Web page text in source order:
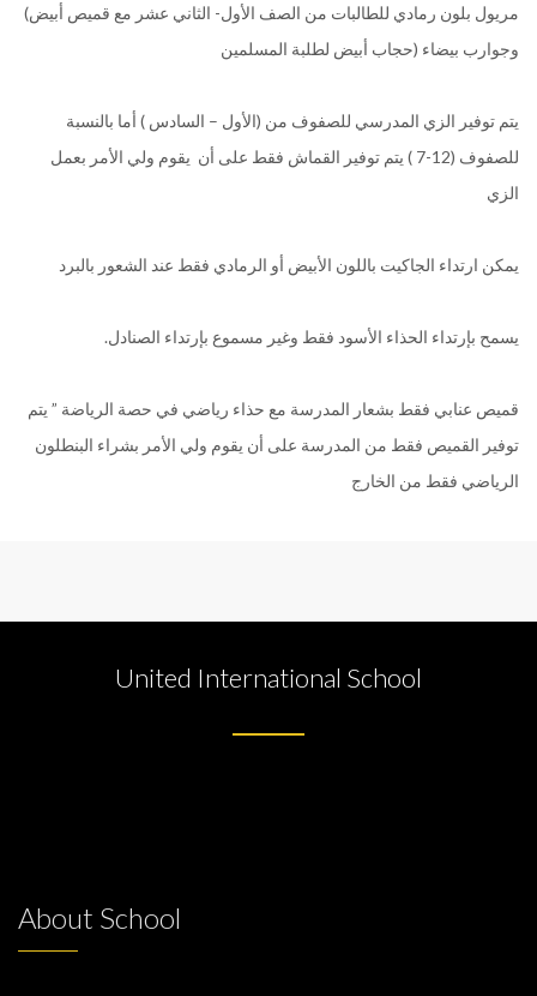
(مريول بلون رمادي للطالبات من الصف الأول- الثاني عشر مع قميص أبيض
وجوارب بيضاء (حجاب أبيض لطلبة المسلمين
يتم توفير الزي المدرسي للصفوف من (الأول – السادس ) أما بالنسبة
للصفوف (12-7 ) يتم توفير القماش فقط على أن يقوم ولي الأمر بعمل
الزي
يمكن ارتداء الجاكيت باللون الأبيض أو الرمادي فقط عند الشعور بالبرد
.يسمح بإرتداء الحذاء الأسود فقط وغير مسموع بإرتداء الصنادل
قميص عنابي فقط بشعار المدرسة مع حذاء رياضي في حصة الرياضة ” يتم
توفير القميص فقط من المدرسة على أن يقوم ولي الأمر بشراء البنطلون
الرياضي فقط من الخارج
United International School
About School